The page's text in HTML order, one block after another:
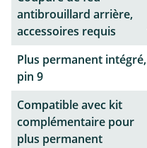
antibrouillard arrière,
accessoires requis
Plus permanent intégré,
pin 9
Compatible avec kit
complémentaire pour
plus permanent